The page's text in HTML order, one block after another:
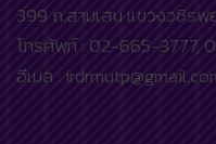
399 ถ.สามเสน แขวงวชิร
โทรศัพท์ : 02-665-3777,
อีเมล :